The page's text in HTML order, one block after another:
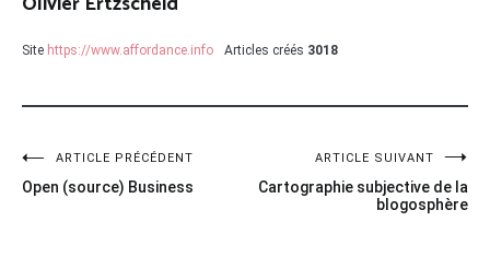
Site https://www.affordance.info Articles créés 3018
Navigation
de
ARTICLE PRÉCÉDENT
Open (source) Business
ARTICLE SUIVANT
Cartographie subjective de la
blogosphère